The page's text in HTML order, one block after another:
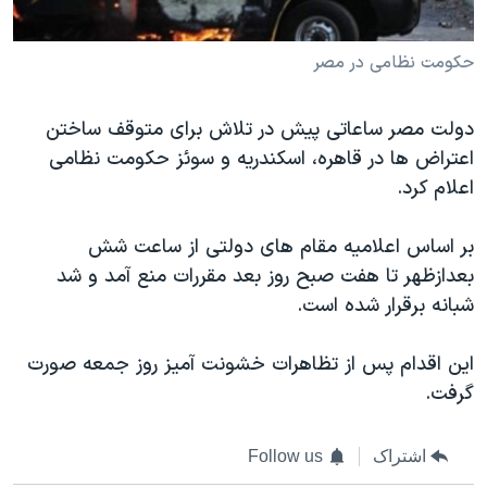
فرهنگ و زندگی
حقوق شهروندی
علم و فناوری
اسرائیل در جنگ
آرشیو پخش زنده
مستندها
انتخابات ریاست جمهوری آمریکا ۲۰۲۴
رمز مهسا
ورزش زنان در ایران
مجموعه مستندهای دادخواهی
تریبونال مردمی آبان ۹۸
چهل سال گروگان‌گیری
اعتراضات مردمی آبان ۹۸
دنبال کنید
زبانهای مختلف
حکومت نظامی در مصر
دولت مصر ساعاتی پیش در تلاش برای متوقف ساختن
اعتراض ها در قاهره، اسکندریه و سوئز حکومت نظامی
اعلام کرد.
بر اساس اعلامیه مقام های دولتی از ساعت شش
بعدازظهر تا هفت صبح روز بعد مقررات منع آمد و شد
شبانه برقرار شده است.
این اقدام پس از تظاهرات خشونت آمیز روز جمعه صورت
گرفت.
اشتراک Follow us